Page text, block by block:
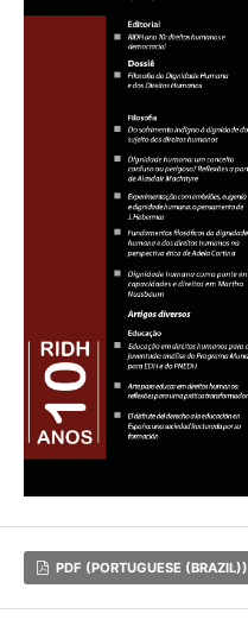
PDF (PORTUGUESE (BRAZIL))